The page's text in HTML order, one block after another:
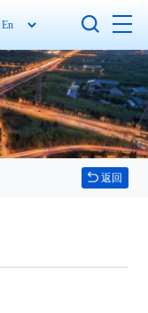
返回